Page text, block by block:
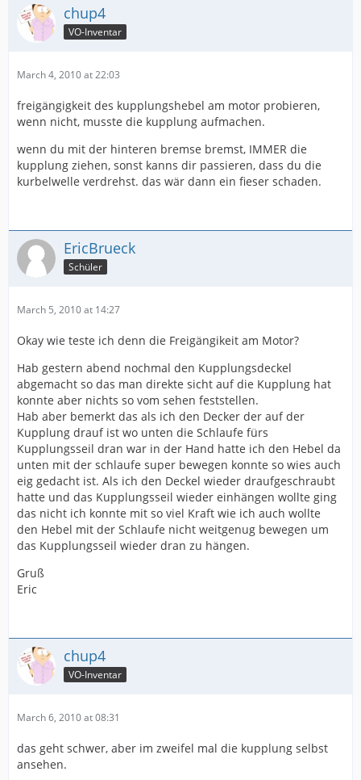
chup4
VO-Inventar
March 4, 2010 at 22:03
freigängigkeit des kupplungshebel am motor probieren,
wenn nicht, musste die kupplung aufmachen.
wenn du mit der hinteren bremse bremst, IMMER die
kupplung ziehen, sonst kanns dir passieren, dass du die
kurbelwelle verdrehst. das wär dann ein fieser schaden.
EricBrueck
Schüler
March 5, 2010 at 14:27
Okay wie teste ich denn die Freigängikeit am Motor?
Hab gestern abend nochmal den Kupplungsdeckel
abgemacht so das man direkte sicht auf die Kupplung hat
konnte aber nichts so vom sehen feststellen.
Hab aber bemerkt das als ich den Decker der auf der
Kupplung drauf ist wo unten die Schlaufe fürs
Kupplungsseil dran war in der Hand hatte ich den Hebel da
unten mit der schlaufe super bewegen konnte so wies auch
eig gedacht ist. Als ich den Deckel wieder draufgeschraubt
hatte und das Kupplungsseil wieder einhängen wollte ging
das nicht ich konnte mit so viel Kraft wie ich auch wollte
den Hebel mit der Schlaufe nicht weitgenug bewegen um
das Kupplungsseil wieder dran zu hängen.
Gruß
Eric
chup4
VO-Inventar
March 6, 2010 at 08:31
das geht schwer, aber im zweifel mal die kupplung selbst
ansehen.